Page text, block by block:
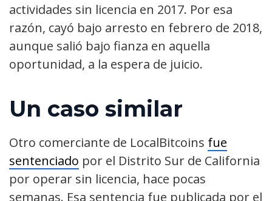
actividades sin licencia en 2017. Por esa
razón, cayó bajo arresto en febrero de 2018,
aunque salió bajo fianza en aquella
oportunidad, a la espera de juicio.
Un caso similar
Otro comerciante de LocalBitcoins fue
sentenciado por el Distrito Sur de California
por operar sin licencia, hace pocas
semanas. Esa sentencia fue publicada por el